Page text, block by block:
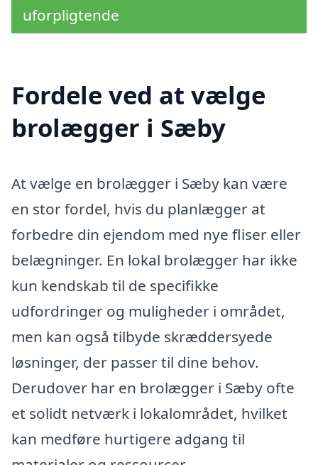
uforpligtende
Fordele ved at vælge
brolægger i Sæby
At vælge en brolægger i Sæby kan være
en stor fordel, hvis du planlægger at
forbedre din ejendom med nye fliser eller
belægninger. En lokal brolægger har ikke
kun kendskab til de specifikke
udfordringer og muligheder i området,
men kan også tilbyde skræddersyede
løsninger, der passer til dine behov.
Derudover har en brolægger i Sæby ofte
et solidt netværk i lokalområdet, hvilket
kan medføre hurtigere adgang til